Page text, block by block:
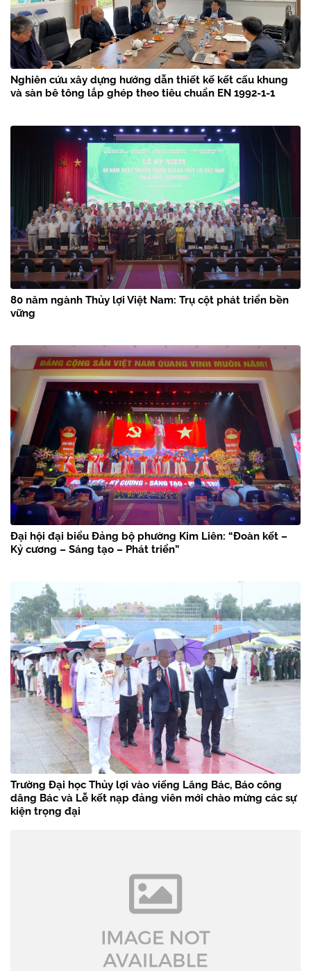
Nghiên cứu xây dựng hướng dẫn thiết kế kết cấu khung
và sàn bê tông lắp ghép theo tiêu chuẩn EN 1992-1-1
80 năm ngành Thủy lợi Việt Nam: Trụ cột phát triển bền
vững
Đại hội đại biểu Đảng bộ phường Kim Liên: “Đoàn kết –
Kỷ cương – Sáng tạo – Phát triển”
Trường Đại học Thủy lợi vào viếng Lăng Bác, Báo công
dâng Bác và Lễ kết nạp đảng viên mới chào mừng các sự
kiện trọng đại